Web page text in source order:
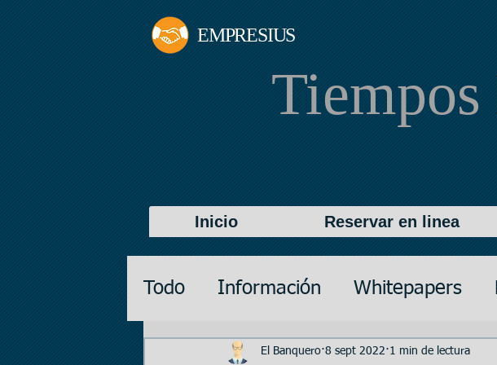
EMPRESIUS
Tiempos
Inicio Reservar en linea
Todo Información Whitepapers
Promoción Valoración Textos
El Banquero 8 sept 2022 1 min de lectura